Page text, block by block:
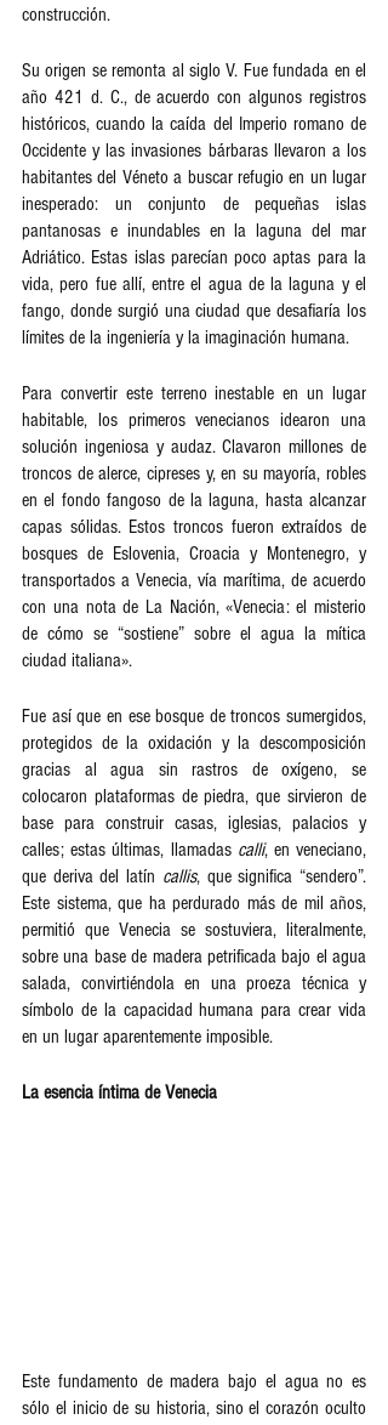
construcción.
Su origen se remonta al siglo V. Fue fundada en el
año 421 d. C., de acuerdo con algunos registros
históricos, cuando la caída del Imperio romano de
Occidente y las invasiones bárbaras llevaron a los
habitantes del Véneto a buscar refugio en un lugar
inesperado: un conjunto de pequeñas islas
pantanosas e inundables en la laguna del mar
Adriático. Estas islas parecían poco aptas para la
vida, pero fue allí, entre el agua de la laguna y el
fango, donde surgió una ciudad que desafiaría los
límites de la ingeniería y la imaginación humana.
Para convertir este terreno inestable en un lugar
habitable, los primeros venecianos idearon una
solución ingeniosa y audaz. Clavaron millones de
troncos de alerce, cipreses y, en su mayoría, robles
en el fondo fangoso de la laguna, hasta alcanzar
capas sólidas. Estos troncos fueron extraídos de
bosques de Eslovenia, Croacia y Montenegro, y
transportados a Venecia, vía marítima, de acuerdo
con una nota de La Nación, «Venecia: el misterio
de cómo se “sostiene” sobre el agua la mítica
ciudad italiana».
Fue así que en ese bosque de troncos sumergidos,
protegidos de la oxidación y la descomposición
gracias al agua sin rastros de oxígeno, se
colocaron plataformas de piedra, que sirvieron de
base para construir casas, iglesias, palacios y
calles; estas últimas, llamadas calli, en veneciano,
que deriva del latín callis, que significa “sendero”.
Este sistema, que ha perdurado más de mil años,
permitió que Venecia se sostuviera, literalmente,
sobre una base de madera petrificada bajo el agua
salada, convirtiéndola en una proeza técnica y
símbolo de la capacidad humana para crear vida
en un lugar aparentemente imposible.
La esencia íntima de Venecia
Este fundamento de madera bajo el agua no es
sólo el inicio de su historia, sino el corazón oculto